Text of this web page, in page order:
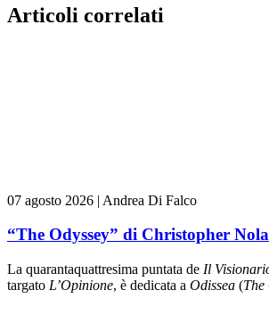
Articoli correlati
07 agosto 2026 | Andrea Di Falco
“The Odyssey” di Christopher
La quarantaquattresima puntata de Il
targato L’Opinione, è dedicata a Odissea (The